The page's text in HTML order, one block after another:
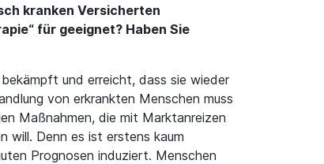
kranken Versicherten
für geeignet? Haben Sie
und erreicht, dass sie wieder
von erkrankten Menschen muss
Maßnahmen, die mit Marktanreizen
will. Denn es ist erstens kaum
Prognosen induziert. Menschen